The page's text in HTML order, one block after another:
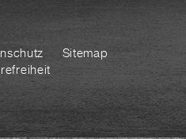
Sitemap